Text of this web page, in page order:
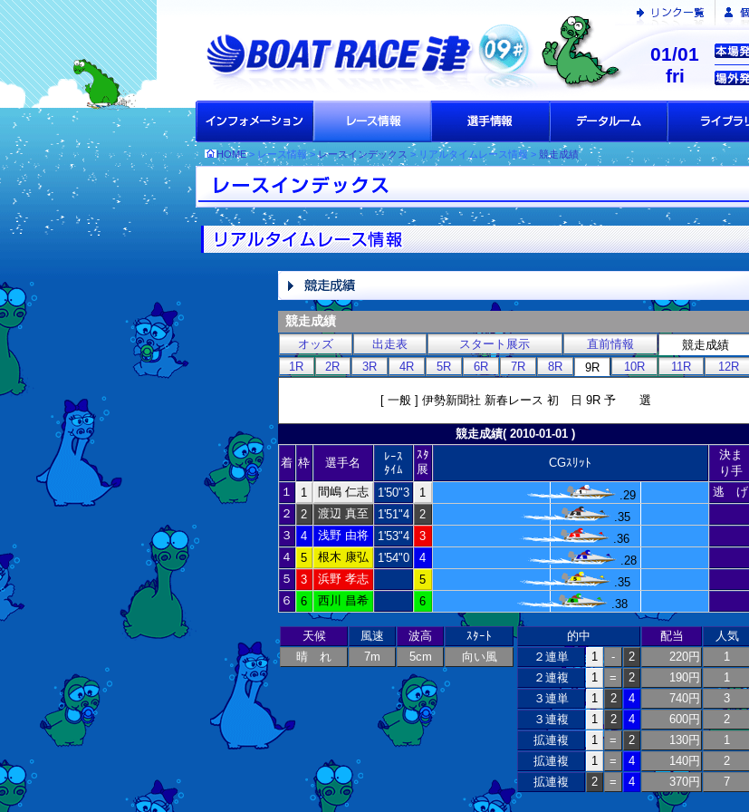
01/01
fri
HOME> レース情報 >レースインデックス > リアルタイムレース情報 > 競走成績
競走成績
オッズ 出走表 スタート展示 直前情報
競走成績
1R
2R 3R 4R 5R 6R 7R 8R 9R 10R 11R 12R
[ 一般 ] 伊勢新聞社 新春レース 初 日 9R 予 選
競走成績( 2010-01-01 )
着 枠 選手名
ﾚｰｽ
ﾀｲﾑ
ｽﾀ
展
CGｽﾘｯﾄ
決ま
り手
１
1 間嶋 仁志 1'50"3 1 .29
逃 げ
２
2 渡辺 真至 1'51"4 2
.35
３
4 浅野 由将 1'53"4 3
.36
４
5 根木 康弘 1'54"0 4
.28
５
3 浜野 孝志 5
.35
６
6 西川 昌希 6 .38
天候 風速 波高
ｽﾀｰﾄ
晴 れ
7m 5cm 向い風
的中 配当
人気
２連単
1 - 2 220円
1
２連複
1 = 2 190円
1
３連単
1 2 4 740円
3
３連複
1 2 4 600円
2
拡連複
1 = 2 130円
1
拡連複
1 = 4 140円
2
拡連複
2 = 4 370円 7